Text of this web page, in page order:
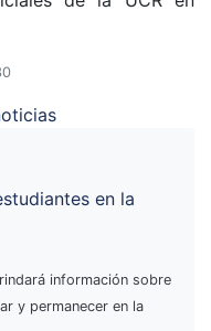
en la
información sobre
y permanecer en la